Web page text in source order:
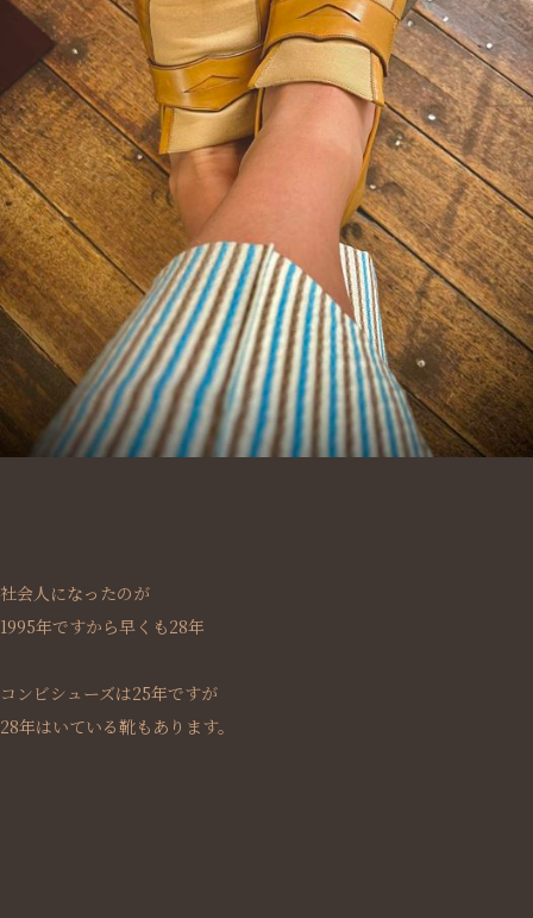
社会人になったのが
1995年ですから早くも28年
コンビシューズは25年ですが
28年はいている靴もあります。